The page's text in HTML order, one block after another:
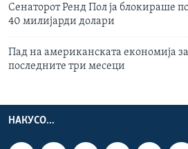
Сенаторот Ренд Пол ја блокираше
40 милијарди долари
Пад на американската економија за
последните три месеци
НАКУСО...